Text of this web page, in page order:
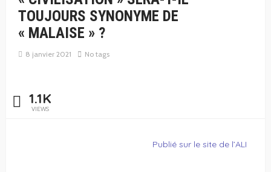
TOUJOURS SYNONYME DE
« MALAISE » ?
8 janvier 2021 No tags
1.1K
VIEWS
Publié sur le site de l’ALI